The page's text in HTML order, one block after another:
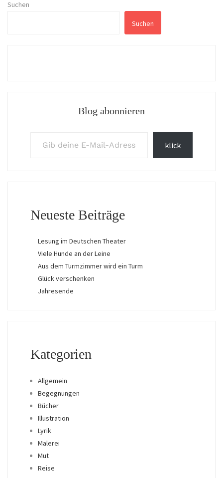
Suchen
Suchen
Blog abonnieren
klick
Neueste Beiträge
Lesung im Deutschen Theater
Viele Hunde an der Leine
Aus dem Turmzimmer wird ein Turm
Glück verschenken
Jahresende
Kategorien
Allgemein
Begegnungen
Bücher
Illustration
Lyrik
Malerei
Mut
Reise